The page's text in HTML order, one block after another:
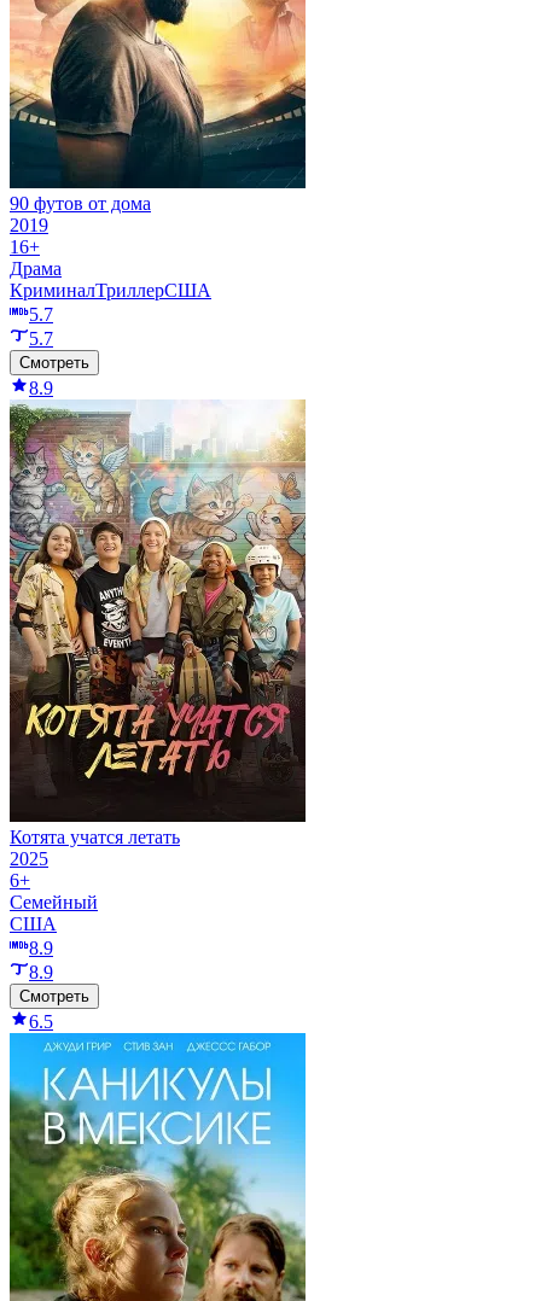
90 футов от дома
2019
16+
Драма
КриминалТриллерСША
5.7
5.7
Смотреть
8.9
Котята учатся летать
2025
6+
Семейный
США
8.9
8.9
Смотреть
6.5